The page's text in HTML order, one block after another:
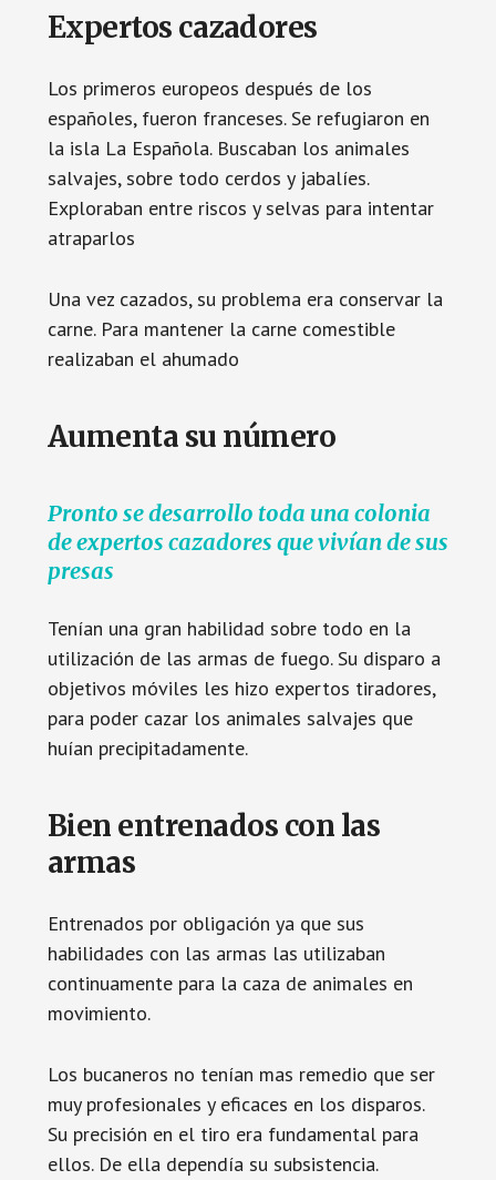
Expertos cazadores
Los primeros europeos después de los
españoles, fueron franceses. Se refugiaron en
la isla La Española. Buscaban los animales
salvajes, sobre todo cerdos y jabalíes.
Exploraban entre riscos y selvas para intentar
atraparlos
Una vez cazados, su problema era conservar la
carne. Para mantener la carne comestible
realizaban el ahumado
Aumenta su número
Pronto se desarrollo toda una colonia
de expertos cazadores que vivían de sus
presas
Tenían una gran habilidad sobre todo en la
utilización de las armas de fuego. Su disparo a
objetivos móviles les hizo expertos tiradores,
para poder cazar los animales salvajes que
huían precipitadamente.
Bien entrenados con las
armas
Entrenados por obligación ya que sus
habilidades con las armas las utilizaban
continuamente para la caza de animales en
movimiento.
Los bucaneros no tenían mas remedio que ser
muy profesionales y eficaces en los disparos.
Su precisión en el tiro era fundamental para
ellos. De ella dependía su subsistencia.